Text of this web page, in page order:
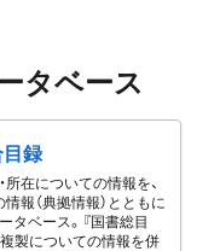
タベース
目録
所在についての情報を、
報（典拠情報）とともに
タベース。『国書総目
複製についての情報を併